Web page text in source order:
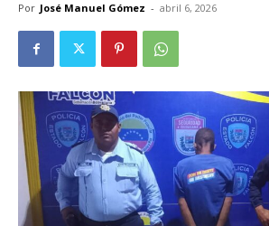
Por José Manuel Gómez - abril 6, 2026